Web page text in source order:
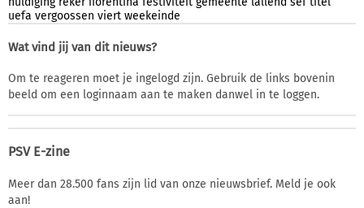
uefa vergoossen viert weekeinde
Wat vind jij van dit nieuws?
Om te reageren moet je ingelogd zijn. Gebruik de links bovenin
beeld om een loginnaam aan te maken danwel in te loggen.
PSV E-zine
Meer dan 28.500 fans zijn lid van onze nieuwsbrief. Meld je ook
aan!